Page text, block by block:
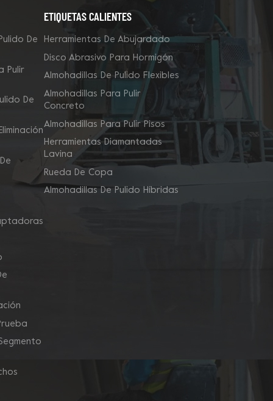
De
Pulir
De
ETIQUETAS CALIENTES
Herramientas De Abujardado
Disco Abrasivo Para Hormigón
Almohadillas De Pulido Flexibles
Almohadillas Para Pulir
Concreto
Almohadillas Para Pulir Pisos
Herramientas Diamantadas
Lavina
Rueda De Copa
Almohadillas De Pulido Híbridas